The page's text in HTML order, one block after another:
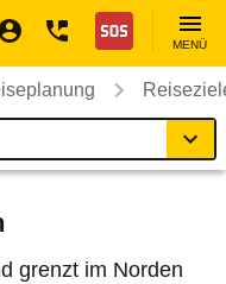
Nothilfe
MENÜ
grenzt im Norden